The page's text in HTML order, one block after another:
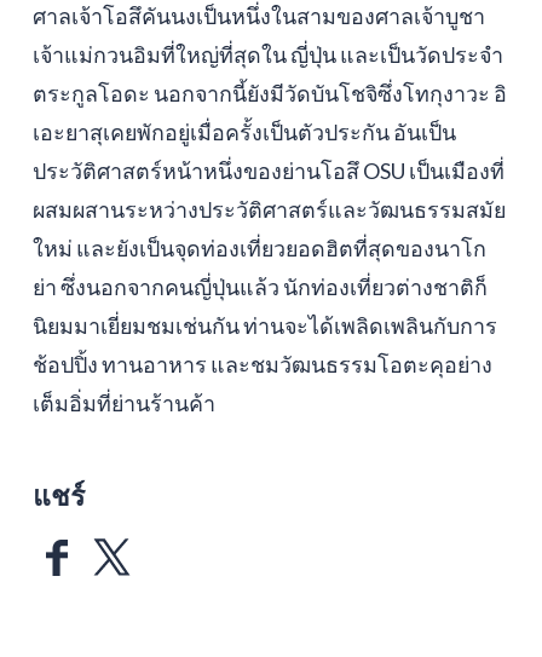
ศาลเจ้าโอสึคันนงเป็นหนึ่งในสามของศาลเจ้าบูชา
เจ้าแม่กวนอิมที่ใหญ่ที่สุดใน ญี่ปุ่น และเป็นวัดประจำ
ตระกูลโอดะ นอกจากนี้ยังมีวัดบันโชจิซึ่งโทกุงาวะ อิ
เอะยาสุเคยพักอยู่เมื่อครั้งเป็นตัวประกัน อันเป็น
ประวัติศาสตร์หน้าหนึ่งของย่านโอสึ OSU เป็นเมืองที่
ผสมผสานระหว่างประวัติศาสตร์และวัฒนธรรมสมัย
ใหม่ และยังเป็นจุดท่องเที่ยวยอดฮิตที่สุดของนาโก
ย่า ซึ่งนอกจากคนญี่ปุ่นแล้ว นักท่องเที่ยวต่างชาติก็
นิยมมาเยี่ยมชมเช่นกัน ท่านจะได้เพลิดเพลินกับการ
ช้อปปิ้ง ทานอาหาร และชมวัฒนธรรมโอตะคุอย่าง
เต็มอิ่มที่ย่านร้านค้า
แชร์